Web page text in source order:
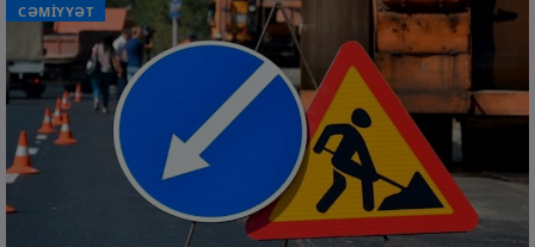
CƏMİYYƏT